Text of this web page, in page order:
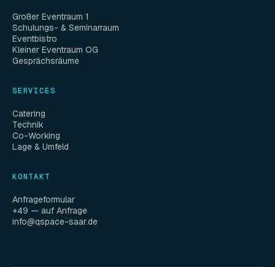
Großer Eventraum 1
Schulungs- & Seminarraum
Eventbistro
Kleiner Eventraum OG
Gesprächsräume
SERVICES
Catering
Technik
Co-Working
Lage & Umfeld
KONTAKT
Anfrageformular
+49 — auf Anfrage
info@qspace-saar.de